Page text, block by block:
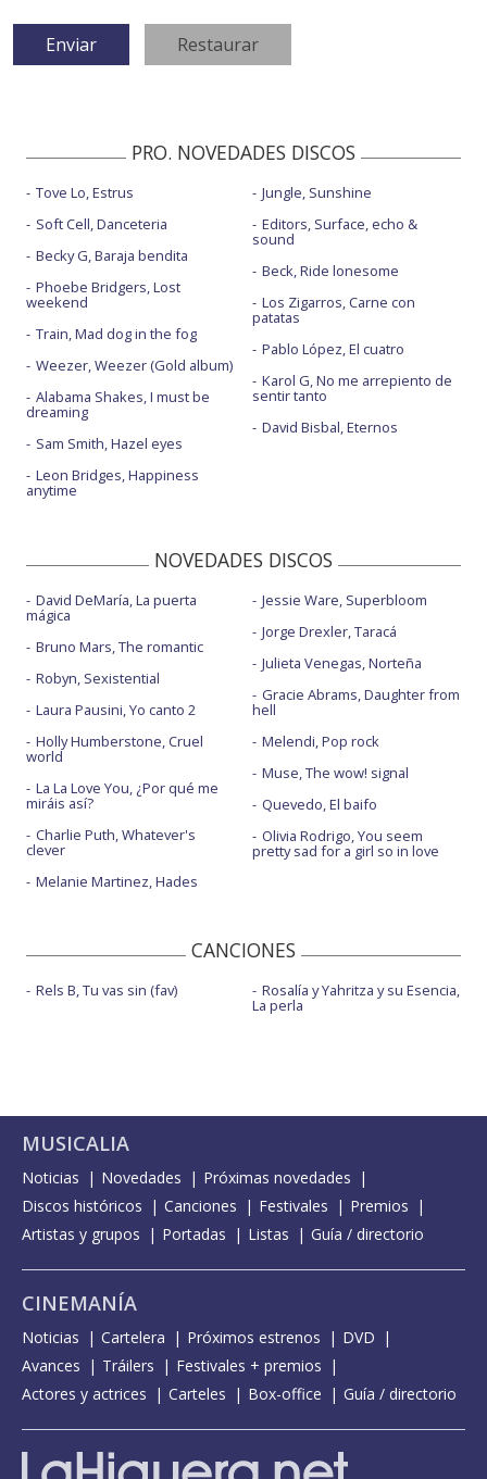
PRO. NOVEDADES DISCOS
Tove Lo, Estrus
Soft Cell, Danceteria
Becky G, Baraja bendita
Phoebe Bridgers, Lost
weekend
Train, Mad dog in the fog
Weezer, Weezer (Gold album)
Alabama Shakes, I must be
dreaming
Sam Smith, Hazel eyes
Leon Bridges, Happiness
anytime
Jungle, Sunshine
Editors, Surface, echo &
sound
Beck, Ride lonesome
Los Zigarros, Carne con
patatas
Pablo López, El cuatro
Karol G, No me arrepiento de
sentir tanto
David Bisbal, Eternos
NOVEDADES DISCOS
David DeMaría, La puerta
mágica
Bruno Mars, The romantic
Robyn, Sexistential
Laura Pausini, Yo canto 2
Holly Humberstone, Cruel
world
La La Love You, ¿Por qué me
miráis así?
Charlie Puth, Whatever's
clever
Melanie Martinez, Hades
Jessie Ware, Superbloom
Jorge Drexler, Taracá
Julieta Venegas, Norteña
Gracie Abrams, Daughter from
hell
Melendi, Pop rock
Muse, The wow! signal
Quevedo, El baifo
Olivia Rodrigo, You seem
pretty sad for a girl so in love
CANCIONES
Rels B, Tu vas sin (fav) Rosalía y Yahritza y su Esencia,
La perla
MUSICALIA
Noticias Novedades
Próximas novedades
Discos históricos
Canciones Festivales
Premios
Artistas y grupos
Portadas Listas Guía / directorio
CINEMANÍA
Noticias Cartelera Próximos estrenos
DVD
Avances
Tráilers
Festivales + premios
Actores y actrices
Carteles Box-office Guía / directorio